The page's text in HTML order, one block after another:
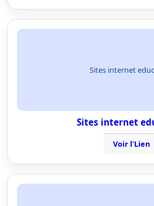
Sites internet
Sites internet
Voir l'Lien